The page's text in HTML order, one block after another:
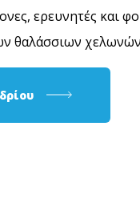
ερευνητές και
θαλάσσιων